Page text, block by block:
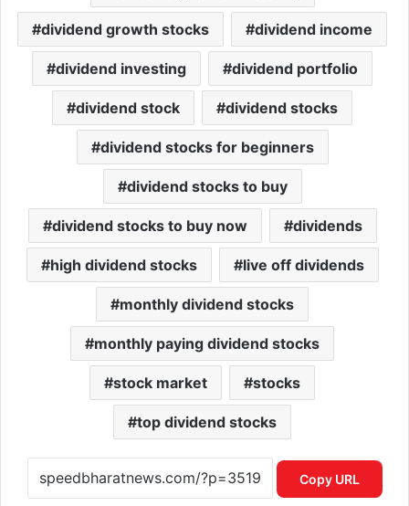
dividend growth stocks dividend income
dividend investing dividend portfolio
dividend stock dividend stocks
dividend stocks for beginners
dividend stocks to buy
dividend stocks to buy now dividends
high dividend stocks live off dividends
monthly dividend stocks
monthly paying dividend stocks
stock market stocks
top dividend stocks
Copy URL